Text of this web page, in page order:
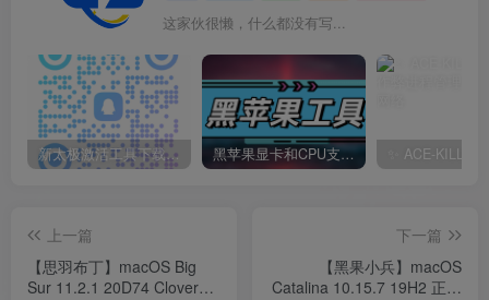
这家伙很懒，什么都没有写...
新太极激活工具下载/教程/充值/开户(QQ交流群号749113977) 黑苹果显卡和CPU支持情况以及购买硬件防踩坑指南
上一篇
【思羽布丁】macOS Big
Sur 11.2.1 20D74 Clover
下一篇
【黑果小兵】macOS
Catalina 10.15.7 19H2 正式